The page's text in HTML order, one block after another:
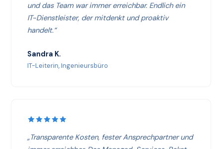
und das Team war immer erreichbar. Endlich ein
IT-Dienstleister, der mitdenkt und proaktiv
handelt.“
Sandra K.
IT-Leiterin, Ingenieursbüro
„Transparente Kosten, fester Ansprechpartner und